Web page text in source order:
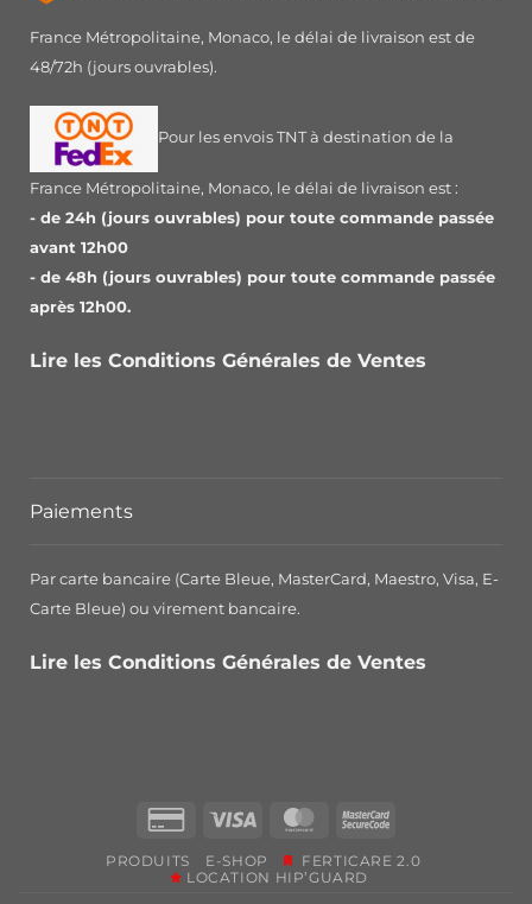
France Métropolitaine, Monaco, le délai de livraison est de
48/72h (jours ouvrables).
Pour les envois TNT à destination de la
France Métropolitaine, Monaco, le délai de livraison est :
- de 24h (jours ouvrables) pour toute commande passée
avant 12h00
- de 48h (jours ouvrables) pour toute commande passée
après 12h00.
Lire les Conditions Générales de Ventes
Paiements
Par carte bancaire (Carte Bleue, MasterCard, Maestro, Visa, E-
Carte Bleue) ou virement bancaire.
Lire les Conditions Générales de Ventes
Credit
2
Visa MasterCardMasterCard
PRODUITS E-SHOP
FERTICARE 2.0
LOCATION HIP’GUARD